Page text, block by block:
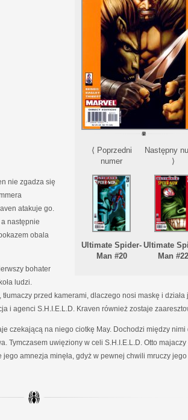
⟨ Poprzedni
numer
Ultimate Spider-
Man #20
Następny
⟩
Ultimate
Man #22
nie zgadza się
atakuje go.
następnie
obala
bohater
ludzi.
przed kamerami, dlaczego nosi maskę i działa
i agenci S.H.I.E.L.D. Kraven również zostaje
czekającą na niego ciotkę May. Dochodzi między nimi
Tymczasem uwięziony w celi S.H.I.E.L.D. Otto majaczy
amnezja minęła, gdyż w pewnej chwili mruczy jego